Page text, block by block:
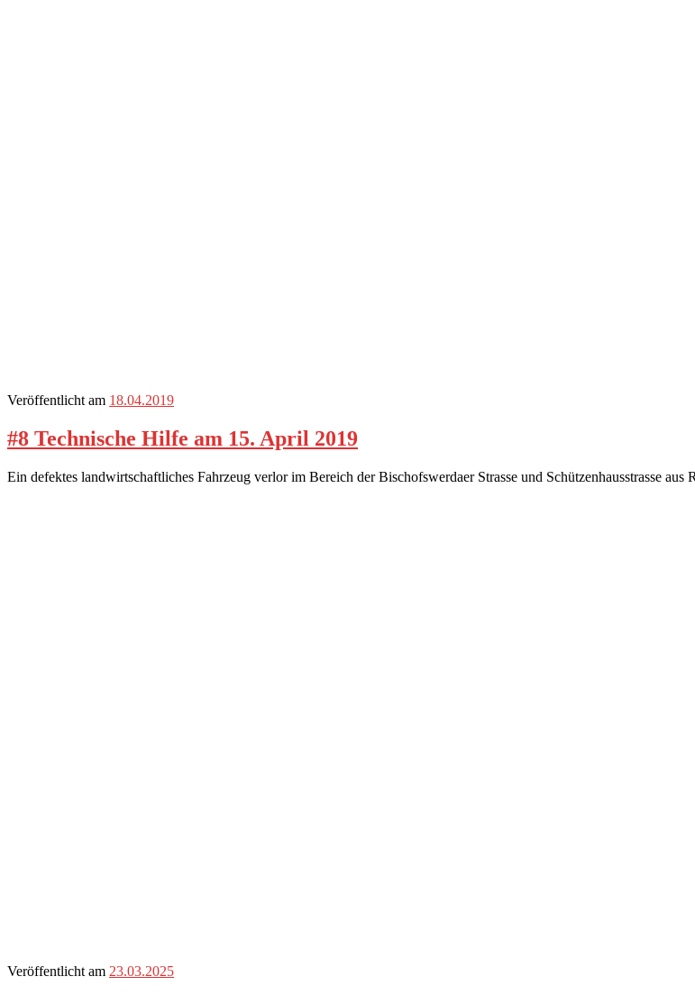
Veröffentlicht am 18.04.2019
#8 Technische Hilfe am 15. April 2019
Ein defektes landwirtschaftliches Fahrzeug verlor im Bereich der Bischofswerdaer Strasse und Schützenhausstrasse
Veröffentlicht am 23.03.2025